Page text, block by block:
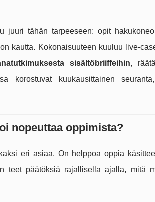
juuri tähän tarpeeseen: opit
kautta. Kokonaisuuteen kuuluu live-
sisältöbriiffeihin,
korostuvat kuukausittainen
nopeuttaa oppimista?
eri asiaa. On helppoa oppia
teet päätöksiä rajallisella ajalla, mitä